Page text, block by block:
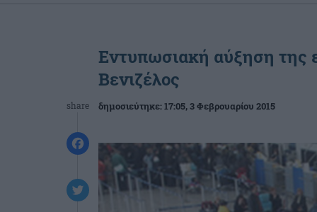
share
Εντυπωσιακή αύξηση της
Βενιζέλος
δημοσιεύτηκε:17:05, 3 Φεβρουαρίου 2015